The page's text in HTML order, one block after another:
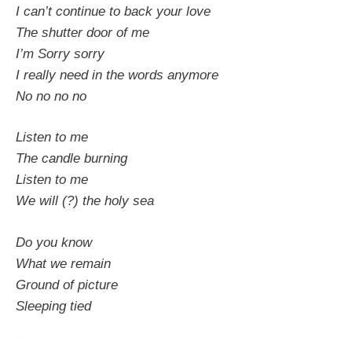
I can’t continue to back your love
The shutter door of me
I’m Sorry sorry
I really need in the words anymore
No no no no
Listen to me
The candle burning
Listen to me
We will (?) the holy sea
Do you know
What we remain
Ground of picture
Sleeping tied